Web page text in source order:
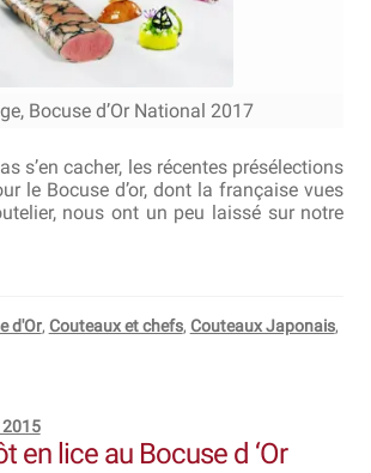
de remboursements et de retours
Bocuse d’Or National 2017
s’en cacher, les récentes présélections
le Bocuse d’or, dont la française vues
nous ont un peu laissé sur notre
d'Or, Couteaux et chefs, Couteaux Japonais,
2015
en lice au Bocuse d ‘Or